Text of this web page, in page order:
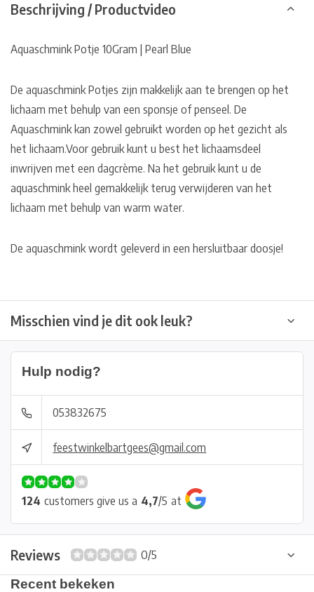
Beschrijving / Productvideo
Aquaschmink Potje 10Gram | Pearl Blue
De aquaschmink Potjes zijn makkelijk aan te brengen op het
lichaam met behulp van een sponsje of penseel. De
Aquaschmink kan zowel gebruikt worden op het gezicht als
het lichaam.Voor gebruik kunt u best het lichaamsdeel
inwrijven met een dagcrème. Na het gebruik kunt u de
aquaschmink heel gemakkelijk terug verwijderen van het
lichaam met behulp van warm water.
De aquaschmink wordt geleverd in een hersluitbaar doosje!
Misschien vind je dit ook leuk?
Hulp nodig?
053832675
feestwinkelbartgees@gmail.com
124 customers give us a 4,7/5 at
Reviews
0/5
Recent bekeken